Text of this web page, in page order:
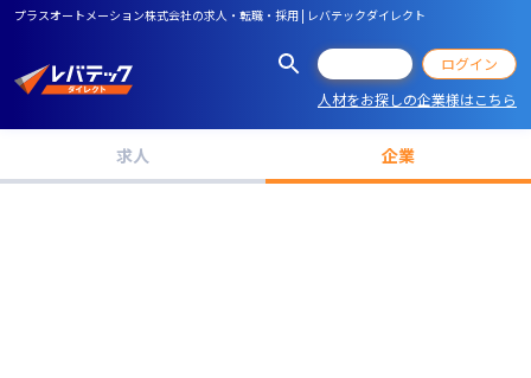
プラスオートメーション株式会社の求人・転職・採用 | レバテックダイレクト
ログイン
人材をお探しの企業様はこちら
求人 企業